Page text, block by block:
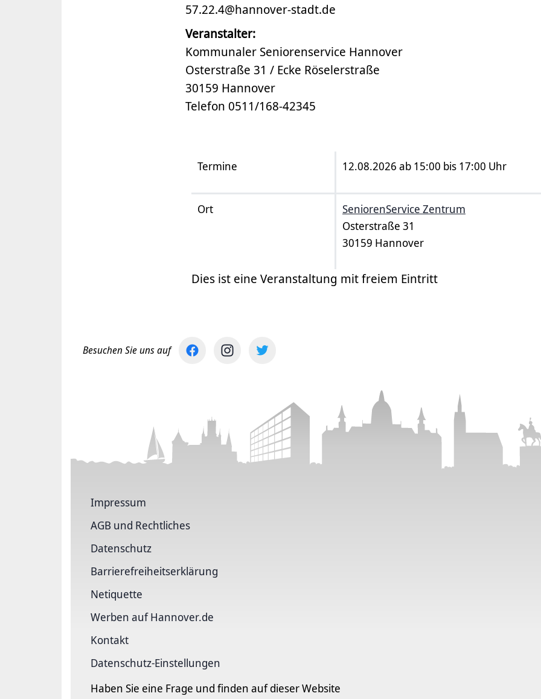
57.22.4@hannover-stadt.de
Veranstalter:
Kommunaler Seniorenservice Hannover
Osterstraße 31 / Ecke Röselerstraße
30159 Hannover
Telefon 0511/168-42345
Termine 12.08.2026 ab 15:00 bis 17:00 Uhr
Ort
SeniorenService Zentrum
Osterstraße 31
30159 Hannover
Dies ist eine Veranstaltung mit freiem Eintritt
Besuchen Sie uns auf
Impressum
AGB und Rechtliches
Datenschutz
Barriere­freiheits­erklärung
Netiquette
Werben auf Hannover.de
Kontakt
Datenschutz-Einstellungen
Haben Sie eine Frage und finden auf dieser Website